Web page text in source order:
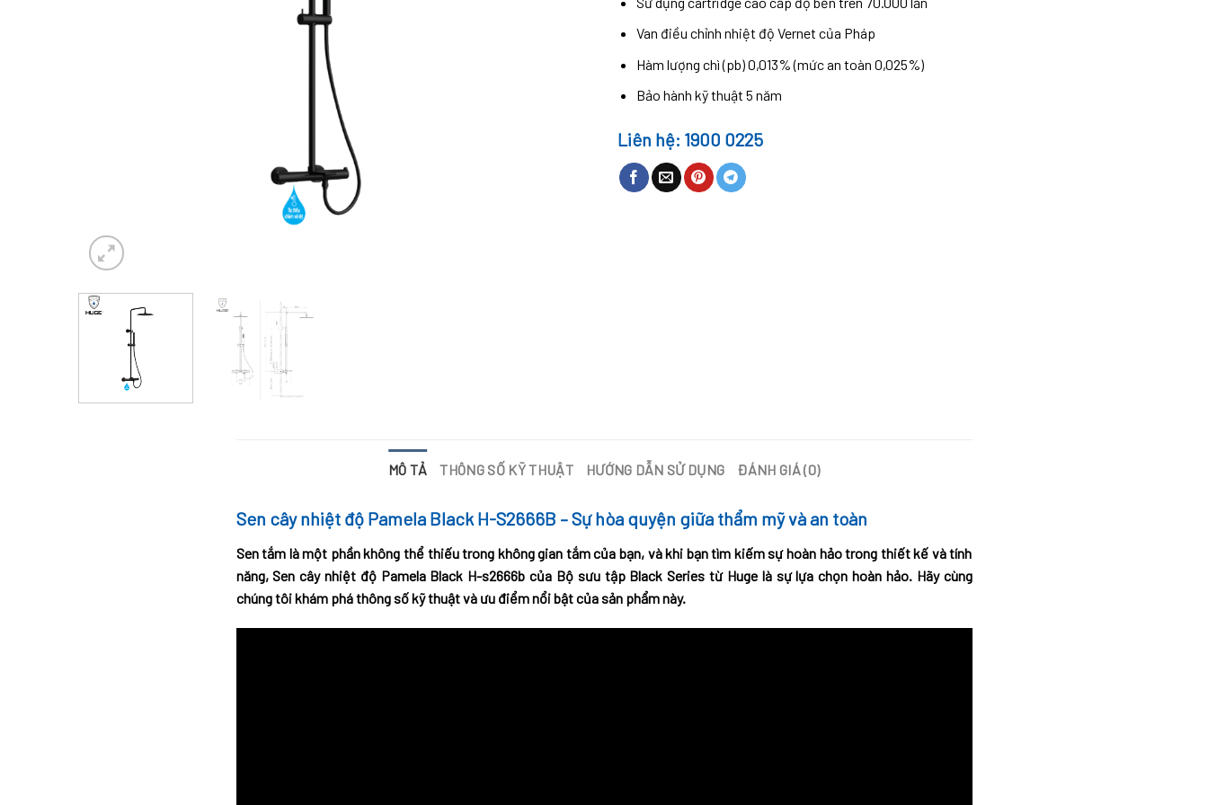
Van điều chỉnh nhiệt độ Vernet của Pháp
Hàm lượng chì (pb) 0,013% (mức an toàn 0,025%)
Bảo hành kỹ thuật 5 năm
Liên hệ: 1900 0225
MÔ TẢ THÔNG SỐ KỸ THUẬT HƯỚNG DẪN SỬ DỤNG ĐÁNH GIÁ (0)
Sen cây nhiệt độ Pamela Black H-S2666B – Sự hòa quyện giữa thẩm mỹ và an toàn
Sen tắm là một phần không thể thiếu trong không gian tắm của bạn, và khi bạn tìm kiếm sự hoàn hảo trong thiết kế và tính
năng, Sen cây nhiệt độ Pamela Black H-s2666b của Bộ sưu tập Black Series từ Huge là sự lựa chọn hoàn hảo. Hãy cùng
chúng tôi khám phá thông số kỹ thuật và ưu điểm nổi bật của sản phẩm này.